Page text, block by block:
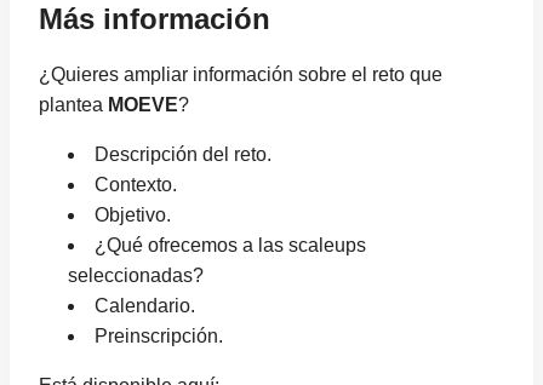
Más información
¿Quieres ampliar información sobre el reto que
plantea MOEVE?
Descripción del reto.
Contexto.
Objetivo.
¿Qué ofrecemos a las scaleups
seleccionadas?
Calendario.
Preinscripción.